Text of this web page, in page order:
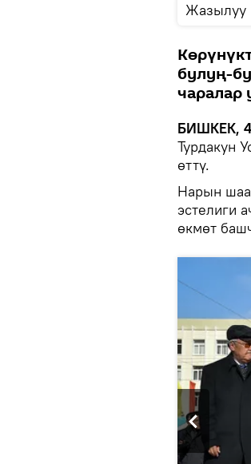
Жазылуу
булуң-
чаралар
БИШКЕК,
Турдакун
өттү.
Нарын
эстелиги
өкмөт